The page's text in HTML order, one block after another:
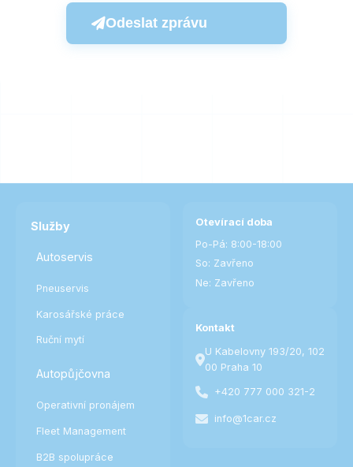
Odeslat zprávu
Služby
Autoservis
Pneuservis
Karosářské práce
Ruční mytí
Autopůjčovna
Operativní pronájem
Fleet Management
B2B spolupráce
Kontakt
U Kabelovny 193/20, 102
00 Praha 10
+420 777 000 321-2
info@1car.cz
Otevírací doba
Po-Pá: 8:00-18:00
So: Zavřeno
Ne: Zavřeno